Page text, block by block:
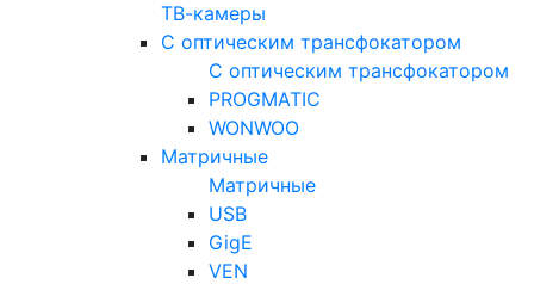
ТВ-камеры
С оптическим трансфокатором
С оптическим трансфокатором
PROGMATIC
WONWOO
Матричные
Матричные
USB
GigE
VEN